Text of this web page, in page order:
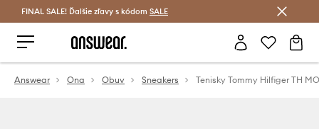
Šetrite s Answear Club >
FINAL SALE! Ďalšie zľavy s kódom SALE
Answear Ona Obuv Sneakers